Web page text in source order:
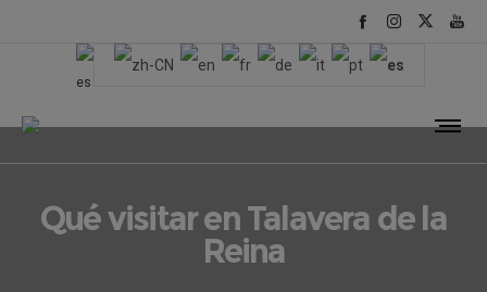
Qué visitar en Talavera de la
Reina